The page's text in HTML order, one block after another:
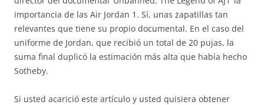
importancia de las Air Jordan 1. Sí, unas zapatillas tan
relevantes que tiene su propio documental. En el caso del
uniforme de Jordan, que recibió un total de 20 pujas, la
suma final duplicó la estimación más alta que había hecho
Sotheby.
Si usted acarició este artículo y usted quisiera obtener